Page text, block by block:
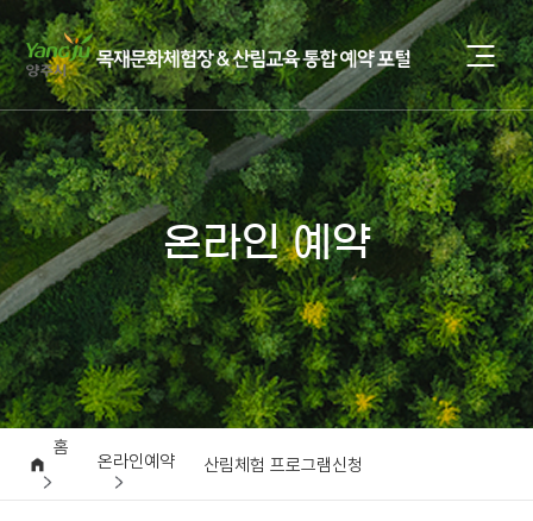
온라인 예약
홈
온라인예약 산림체험 프로그램신청